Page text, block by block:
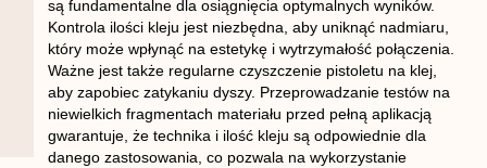
są fundamentalne dla osiągnięcia optymalnych wyników.
Kontrola ilości kleju jest niezbędna, aby uniknąć nadmiaru,
który może wpłynąć na estetykę i wytrzymałość połączenia.
Ważne jest także regularne czyszczenie pistoletu na klej,
aby zapobiec zatykaniu dyszy. Przeprowadzanie testów na
niewielkich fragmentach materiału przed pełną aplikacją
gwarantuje, że technika i ilość kleju są odpowiednie dla
danego zastosowania, co pozwala na wykorzystanie